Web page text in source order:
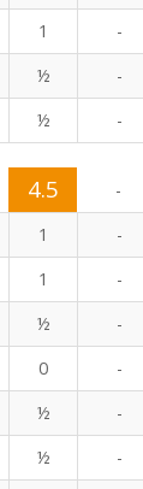
1 -
½ -
½ -
4.5 -
1 -
1 -
½ -
0 -
½ -
½ -